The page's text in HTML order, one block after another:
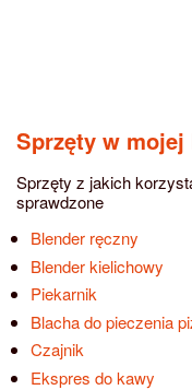
Sprzęty w mojej
Sprzęty z jakich
sprawdzone
Blender ręczny
Blender kielichowy
Piekarnik
Blacha do pieczenia
Czajnik
Ekspres do kawy